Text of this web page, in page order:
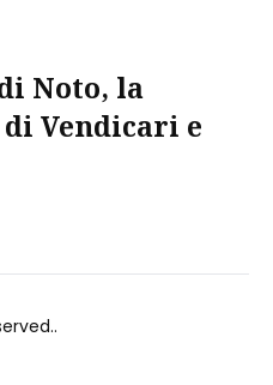
Noto, la
Vendicari e